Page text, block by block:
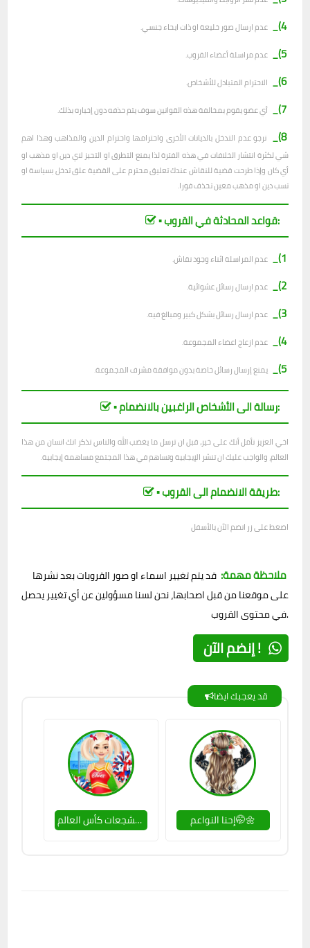
4)_ عدم ارسال صور خليعة او ذات ايحاء جنسي.
5)_ عدم مراسلة أعضاء القروب.
6)_ الاحترام المتبادل للأشخاص.
7)_ أي عضو يقوم بمخالفة هذه القوانين سوف يتم حذفه دون إخباره بذلك.
8)_
نرجو عدم التدخل بالديانات الأخرى واحترامها واحترام الدين والمذاهب وهذا اهم
شي لكثرة انتشار الخلافات في هذه الفترة لذا يمنع التطرق او التحيز لاي دين او مذهب او
أي كان وإذا طرحت قضية للنقاش عندك تعليق محترم على القضية علق تدخل بسياسة او
تسب دين او مذهب معين تحذف فورا.
▪︎ قواعد المحادثة في القروب:
1)_
عدم المراسلة اثناء وجود نقاش.
2)_ عدم ارسال رسائل عشوائية.
3)_ عدم ارسال رسائل بشكل كبير ومبالغ فيه.
4)_ عدم ازعاج اعضاء المجموعة.
5)_ يمنع إرسال رسائل خاصة بدون موافقة مشرف المجموعة.
▪︎ رسالة الى الأشخاص الراغبين بالانضمام:
اخي العزيز نأمل أنك على خير، قبل ان ترسل ما يغضب الله والناس تذكر انك انسان من هذا
العالم، والواجب عليك ان تنشر الإيجابية وتساهم في هذا المجتمع مساهمة إيجابية.
▪︎ طريقة الانضمام الى القروب:
اضغط على زر انضم الآن بالأسفل
ملاحظة مهمة: قد يتم تغيير اسماء او صور القروبات بعد نشرها
على موقعنا من قبل اصحابها، نحن لسنا مسؤولين عن أي تغيير يحصل
في محتوى القروب.
إنضم الآن !
قد يعجبك ايضا
مشجعات كأس العالم👯🏻‍♀🏅 إحنا النواعم🤭🌼